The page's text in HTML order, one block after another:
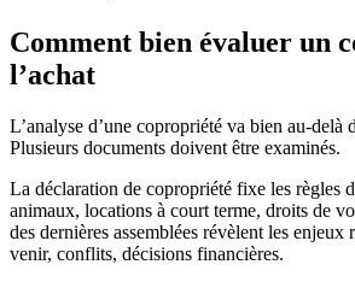
Comment bien évaluer un
l’achat
L’analyse d’une copropriété va bien au-delà
Plusieurs documents doivent être examinés.
La déclaration de copropriété fixe les règles
animaux, locations à court terme, droits de
des dernières assemblées révèlent les enjeux
venir, conflits, décisions financières.